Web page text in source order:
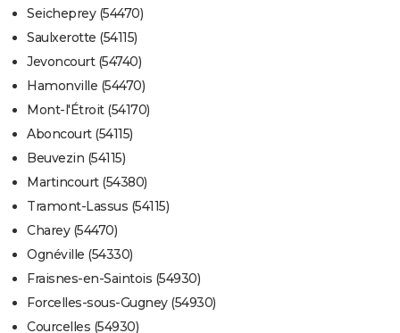
Seicheprey (54470)
Saulxerotte (54115)
Jevoncourt (54740)
Hamonville (54470)
Mont-l'Étroit (54170)
Aboncourt (54115)
Beuvezin (54115)
Martincourt (54380)
Tramont-Lassus (54115)
Charey (54470)
Ognéville (54330)
Fraisnes-en-Saintois (54930)
Forcelles-sous-Gugney (54930)
Courcelles (54930)